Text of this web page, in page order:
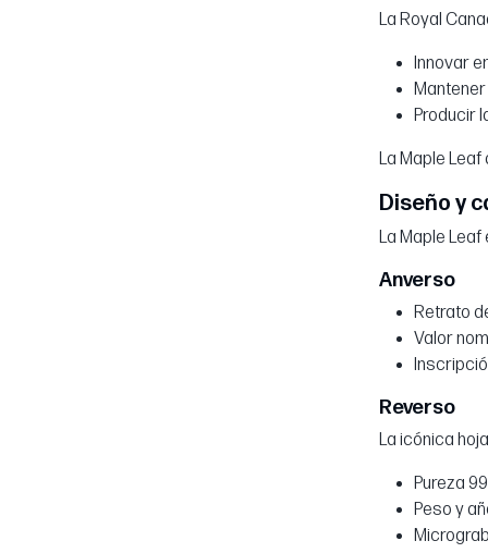
La Royal
Innovar
Producir
La Maple
Diseño y
La Maple
Anverso
Retrato
Valor
Reverso
La icónica
Pureza
Peso y